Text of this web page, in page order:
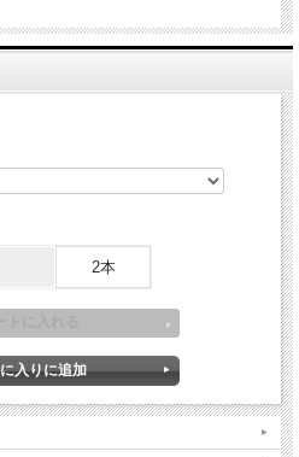
い（環境による）
2本